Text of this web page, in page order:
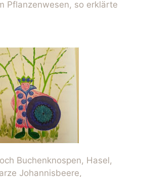
Pflanzenwesen, so erklärte
Buchenknospen, Hasel,
Johannisbeere,